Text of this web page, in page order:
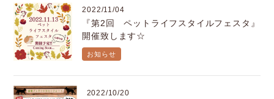
2022/11/04
『第2回 ペットライフスタイルフェスタ』
開催致します☆
お知らせ
2022/10/20